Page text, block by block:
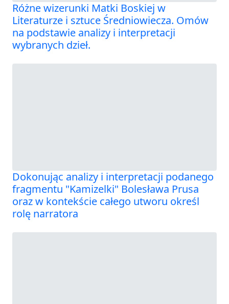
Różne wizerunki Matki Boskiej w
Literaturze i sztuce Średniowiecza. Omów
na podstawie analizy i interpretacji
wybranych dzieł.
Dokonując analizy i interpretacji podanego
fragmentu "Kamizelki" Bolesława Prusa
oraz w kontekście całego utworu określ
rolę narratora